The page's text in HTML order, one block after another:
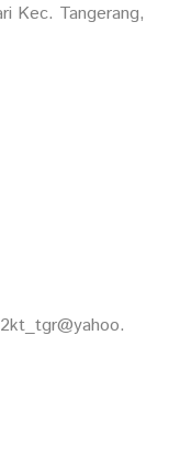
Kec. Tangerang,